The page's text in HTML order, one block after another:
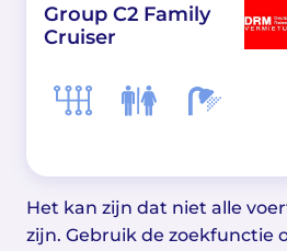
Group C2 Family
Cruiser
Het kan zijn dat niet alle
zijn. Gebruik de zoekfunctie